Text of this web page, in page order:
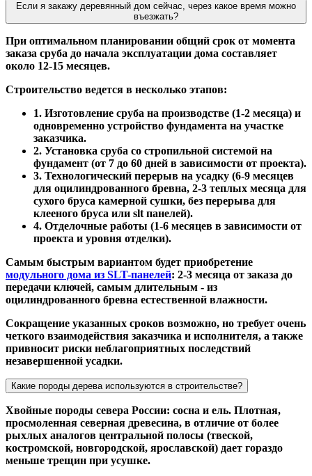
Если я закажу деревянный дом сейчас, через какое время можно
въезжать?
При оптимальном планировании общий срок от момента
заказа сруба до начала эксплуатации дома составляет
около 12-15 месяцев.
Строительство ведется в несколько этапов:
1. Изготовление сруба на производстве (1-2 месяца) и
одновременно устройство фундамента на участке
заказчика.
2. Установка сруба со стропильной системой на
фундамент (от 7 до 60 дней в зависимости от проекта).
3. Технологический перерыв на усадку (6-9 месяцев
для оцилиндрованного бревна, 2-3 теплых месяца для
сухого бруса камерной сушки, без перерыва для
клееного бруса или slt панелей).
4. Отделочные работы (1-6 месяцев в зависимости от
проекта и уровня отделки).
Самым быстрым вариантом будет приобретение
модульного дома из SLT-панелей: 2-3 месяца от заказа до
передачи ключей, самым длительным - из
оцилиндрованного бревна естественной влажности.
Сокращение указанных сроков возможно, но требует очень
четкого взаимодействия заказчика и исполнителя, а также
привносит риски неблагоприятных последствий
незавершенной усадки.
Какие породы дерева используются в строительстве?
Хвойные породы севера России: сосна и ель. Плотная,
просмоленная северная древесина, в отличие от более
рыхлых аналогов центральной полосы (твеской,
костромской, новгородской, ярославской) дает гораздо
меньше трещин при усушке.